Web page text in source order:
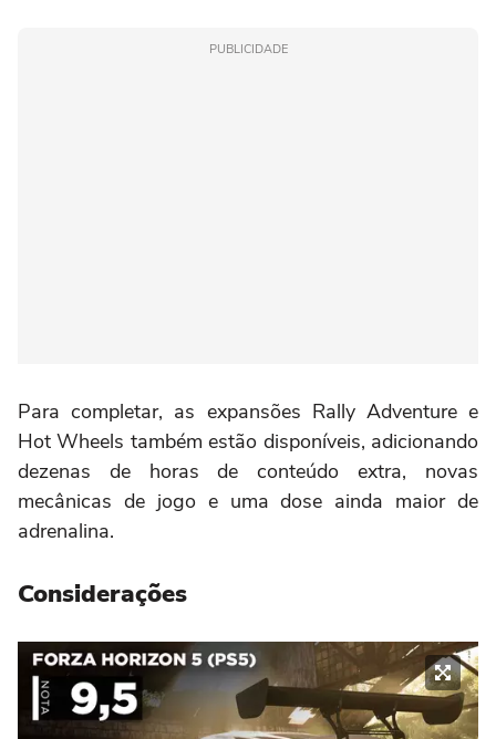
PUBLICIDADE
Para completar, as expansões Rally Adventure e
Hot Wheels também estão disponíveis, adicionando
dezenas de horas de conteúdo extra, novas
mecânicas de jogo e uma dose ainda maior de
adrenalina.
Considerações